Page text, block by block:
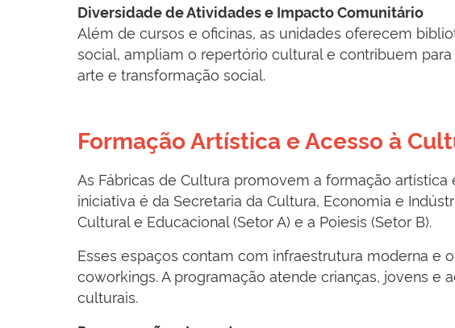
Diversidade de Atividades e Impacto Comunitário
Além de cursos e oficinas, as unidades oferecem
social, ampliam o repertório cultural e contribuem
arte e transformação social.
Formação Artística e Acesso à
As Fábricas de Cultura promovem a formação
iniciativa é da Secretaria da Cultura, Economia e
Cultural e Educacional (Setor A) e a Poiesis (Setor B).
Esses espaços contam com infraestrutura moderna e
coworkings. A programação atende crianças, jovens
culturais.